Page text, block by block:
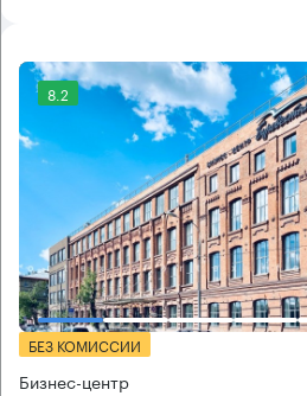
8.2
БЕЗ КОМИССИИ
Бизнес-центр